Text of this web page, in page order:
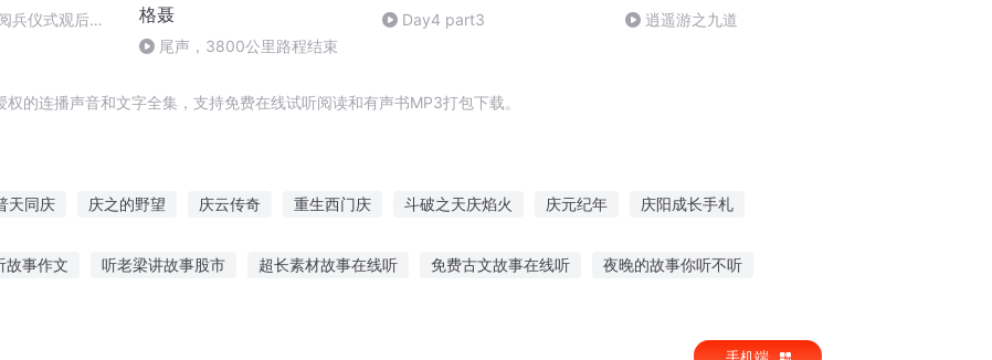
兵仪式观后感
格聂
尾声，3800公里路程结束
Day4 part3 逍遥游之九道
的连播声音和文字全集，支持免费在线试听阅读和有声书MP3打包下载。
天同庆 庆之的野望 庆云传奇 重生西门庆 斗破之天庆焰火 庆元纪年 庆阳成长手札
故事作文 听老梁讲故事股市 超长素材故事在线听 免费古文故事在线听 夜晚的故事你听不听